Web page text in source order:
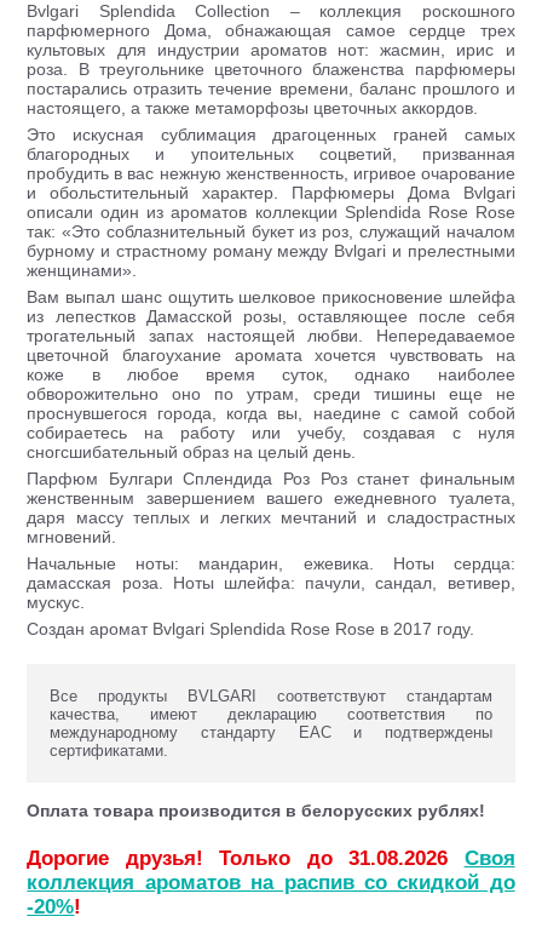
Bvlgari Splendida Collection – коллекция роскошного
парфюмерного Дома, обнажающая самое сердце трех
культовых для индустрии ароматов нот: жасмин, ирис и
роза. В треугольнике цветочного блаженства парфюмеры
постарались отразить течение времени, баланс прошлого и
настоящего, а также метаморфозы цветочных аккордов.
Это искусная сублимация драгоценных граней самых
благородных и упоительных соцветий, призванная
пробудить в вас нежную женственность, игривое очарование
и обольстительный характер. Парфюмеры Дома Bvlgari
описали один из ароматов коллекции Splendida Rose Rose
так: «Это соблазнительный букет из роз, служащий началом
бурному и страстному роману между Bvlgari и прелестными
женщинами».
Вам выпал шанс ощутить шелковое прикосновение шлейфа
из лепестков Дамасской розы, оставляющее после себя
трогательный запах настоящей любви. Непередаваемое
цветочной благоухание аромата хочется чувствовать на
коже в любое время суток, однако наиболее
обворожительно оно по утрам, среди тишины еще не
проснувшегося города, когда вы, наедине с самой собой
собираетесь на работу или учебу, создавая с нуля
сногсшибательный образ на целый день.
Парфюм Булгари Сплендида Роз Роз станет финальным
женственным завершением вашего ежедневного туалета,
даря массу теплых и легких мечтаний и сладострастных
мгновений.
Начальные ноты: мандарин, ежевика. Ноты сердца:
дамасская роза. Ноты шлейфа: пачули, сандал, ветивер,
мускус.
Создан аромат Bvlgari Splendida Rose Rose в 2017 году.
Все продукты BVLGARI соответствуют стандартам
качества, имеют декларацию соответствия по
международному стандарту ЕАС и подтверждены
сертификатами.
Оплата товара производится в белорусских рублях!
Дорогие друзья! Только до 31.08.2026 Своя
коллекция ароматов на распив со скидкой до
-20%!